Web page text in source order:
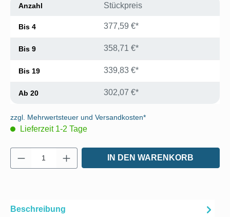
Anzahl Stückpreis
Bis 4 377,59 €*
Bis 9 358,71 €*
Bis 19 339,83 €*
Ab 20 302,07 €*
zzgl. Mehrwertsteuer und Versandkosten*
Lieferzeit 1-2 Tage
Produkt Anzahl: Gib den gewünschten
IN DEN WARENKORB
Beschreibung